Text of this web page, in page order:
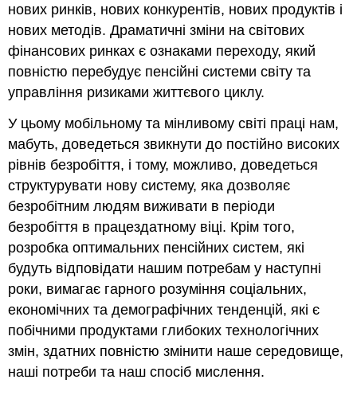
нових ринків, нових конкурентів, нових продуктів і
нових методів. Драматичні зміни на світових
фінансових ринках є ознаками переходу, який
повністю перебудує пенсійні системи світу та
управління ризиками життєвого циклу.
У цьому мобільному та мінливому світі праці нам,
мабуть, доведеться звикнути до постійно високих
рівнів безробіття, і тому, можливо, доведеться
структурувати нову систему, яка дозволяє
безробітним людям виживати в періоди
безробіття в працездатному віці. Крім того,
розробка оптимальних пенсійних систем, які
будуть відповідати нашим потребам у наступні
роки, вимагає гарного розуміння соціальних,
економічних та демографічних тенденцій, які є
побічними продуктами глибоких технологічних
змін, здатних повністю змінити наше середовище,
наші потреби та наш спосіб мислення.